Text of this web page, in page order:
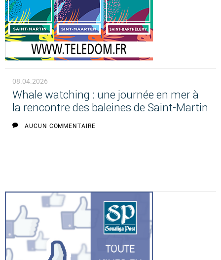
08.04.2026
Whale watching : une journée en mer à
la rencontre des baleines de Saint-Martin
AUCUN COMMENTAIRE